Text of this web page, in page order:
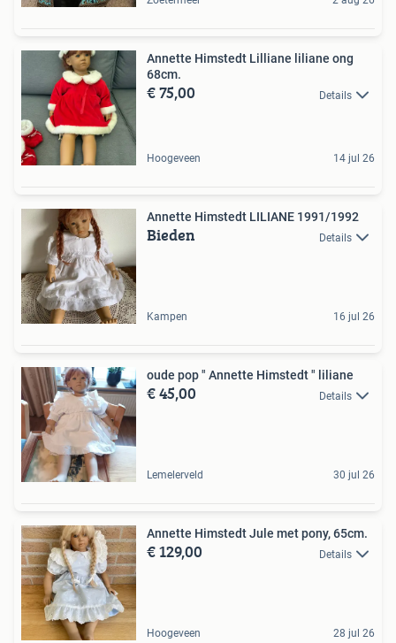
Annette Himstedt Lilliane liliane ong
68cm.
€ 75,00 Details
Hoogeveen 14 jul 26
Annette Himstedt LILIANE 1991/1992
Bieden Details
Kampen 16 jul 26
oude pop " Annette Himstedt " liliane
€ 45,00 Details
Lemelerveld 30 jul 26
Annette Himstedt Jule met pony, 65cm.
€ 129,00 Details
Hoogeveen 28 jul 26